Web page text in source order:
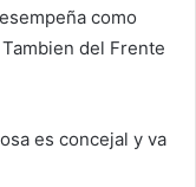
como
del Frente
es concejal y va